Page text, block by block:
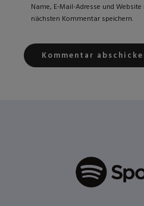
Name, E-Mail-Adresse und
nächsten Kommentar speichern.